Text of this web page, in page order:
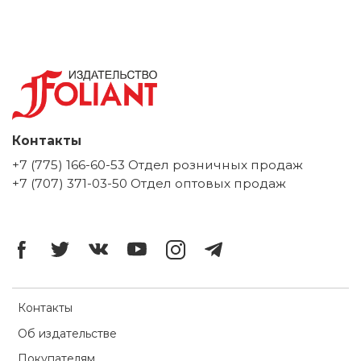
Контакты
Об издательстве
Контакты
+7 (775) 166-60-53 Отдел розничных продаж
+7 (707) 371-03-50 Отдел оптовых продаж